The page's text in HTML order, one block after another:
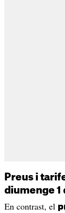
Preus i
diumenge 1
En contrast, el